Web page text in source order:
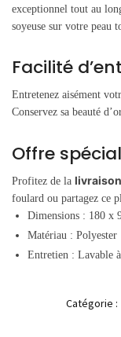
exceptionnel tout au
soyeuse sur votre peau
Facilité
Entretenez aisément
Conservez sa beauté
Offre
Profitez de la
foulard ou partagez ce
Dimensions : 180 x
Matériau : Polyester
Entretien : Lavable
Catégorie :